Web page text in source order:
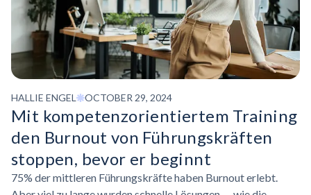
HALLIE ENGEL OCTOBER 29, 2024
Mit kompetenzorientiertem Training
den Burnout von Führungskräften
stoppen, bevor er beginnt
75% der mittleren Führungskräfte haben Burnout erlebt.